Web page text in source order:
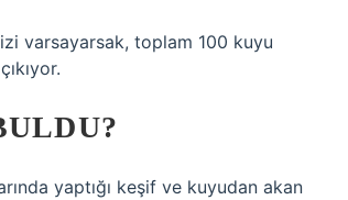
varsayarsak, toplam 100 kuyu
yaptığı keşif ve kuyudan akan